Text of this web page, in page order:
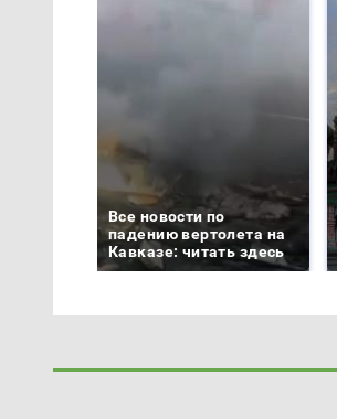
Все новости по
падению вертолета на
Кавказе: читать здесь